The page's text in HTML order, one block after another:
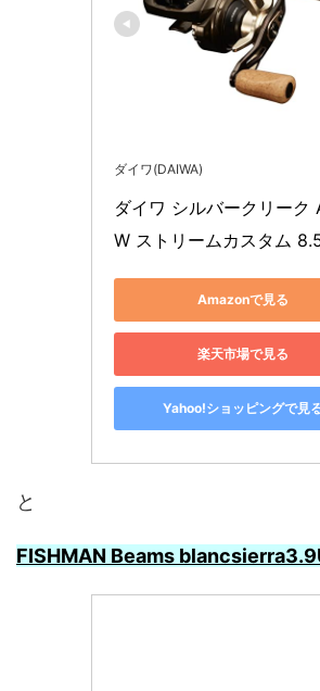
ダイワ(DAIWA)
ダイワ シルバークリーク
W ストリームカスタム
Amazonで見る
楽天市場で見る
Yahoo!ショッピングで見
と
FISHMAN Beams